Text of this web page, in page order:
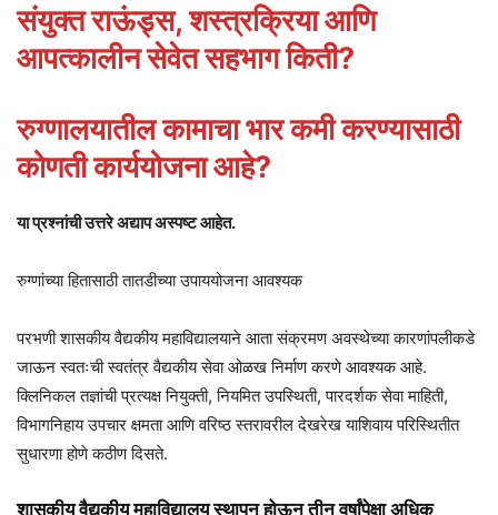
संयुक्त राऊंड्स, शस्त्रक्रिया आणि
आपत्कालीन सेवेत सहभाग किती?
रुग्णालयातील कामाचा भार कमी करण्यासाठी
कोणती कार्ययोजना आहे?
या प्रश्नांची उत्तरे अद्याप अस्पष्ट आहेत.
रुग्णांच्या हितासाठी तातडीच्या उपाययोजना आवश्यक
परभणी शासकीय वैद्यकीय महाविद्यालयाने आता संक्रमण अवस्थेच्या कारणांपलीकडे
जाऊन स्वतःची स्वतंत्र वैद्यकीय सेवा ओळख निर्माण करणे आवश्यक आहे.
क्लिनिकल तज्ञांची प्रत्यक्ष नियुक्ती, नियमित उपस्थिती, पारदर्शक सेवा माहिती,
विभागनिहाय उपचार क्षमता आणि वरिष्ठ स्तरावरील देखरेख याशिवाय परिस्थितीत
सुधारणा होणे कठीण दिसते.
शासकीय वैद्यकीय महाविद्यालय स्थापन होऊन तीन वर्षांपेक्षा अधिक